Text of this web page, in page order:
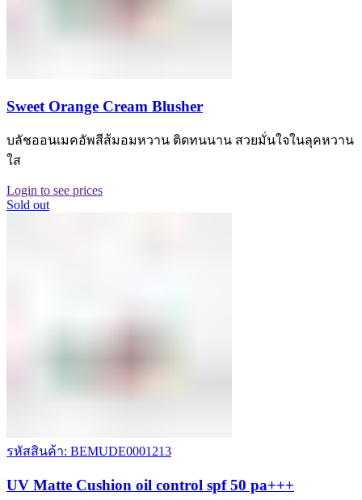
Sweet Orange Cream Blusher
บลัชออนเมคอัพสีส้มอมหวาน ติดทนนาน สวยมั่นใจในลุคหวาน
ใส
Login to see prices
Sold out
รหัสสินค้า: BEMUDE0001213
UV Matte Cushion oil control spf 50 pa+++